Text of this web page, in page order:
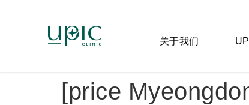
关于我们
[price